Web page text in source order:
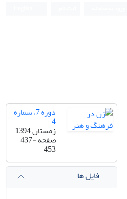
دوره 7، شماره
4
زمستان 1394
صفحه437-
453
فایل ها